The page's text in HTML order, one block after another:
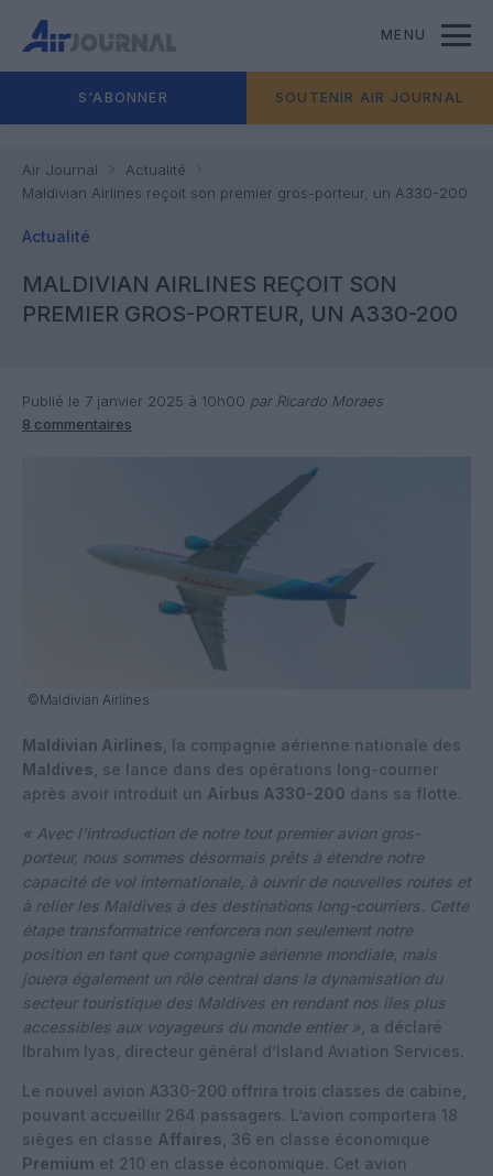
MENU
S'ABONNER SOUTENIR AIR JOURNAL
Air Journal
Actualité
Maldivian Airlines reçoit son premier gros-porteur, un A330-200
Actualité
MALDIVIAN AIRLINES REÇOIT SON
PREMIER GROS-PORTEUR, UN A330-200
Publié le 7 janvier 2025 à 10h00 par Ricardo Moraes
8 commentaires
©Maldivian Airlines
Maldivian Airlines , la compagnie aérienne nationale des
Maldives , se lance dans des opérations long-courrier
après avoir introduit un Airbus A330-200 dans sa flotte.
« Avec l’introduction de notre tout premier avion gros-
porteur, nous sommes désormais prêts à étendre notre
capacité de vol internationale, à ouvrir de nouvelles routes et
à relier les Maldives à des destinations long-courriers. Cette
étape transformatrice renforcera non seulement notre
position en tant que compagnie aérienne mondiale, mais
jouera également un rôle central dans la dynamisation du
secteur touristique des Maldives en rendant nos îles plus
accessibles aux voyageurs du monde entier », a déclaré
Ibrahim Iyas, directeur général d’Island Aviation Services.
Le nouvel avion A330-200 offrira trois classes de cabine,
pouvant accueillir 264 passagers. L’avion comportera 18
sièges en classe Affaires , 36 en classe économique
Premium et 210 en classe économique. Cet avion